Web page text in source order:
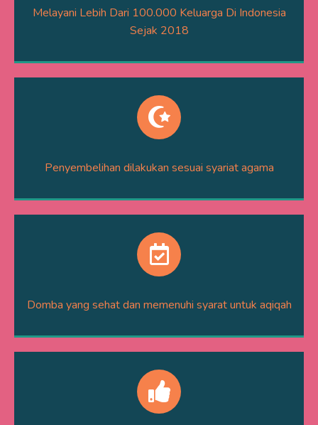
Melayani Lebih Dari 100.000 Keluarga Di Indonesia
Sejak 2018
Penyembelihan dilakukan sesuai syariat agama
Domba yang sehat dan memenuhi syarat untuk aqiqah